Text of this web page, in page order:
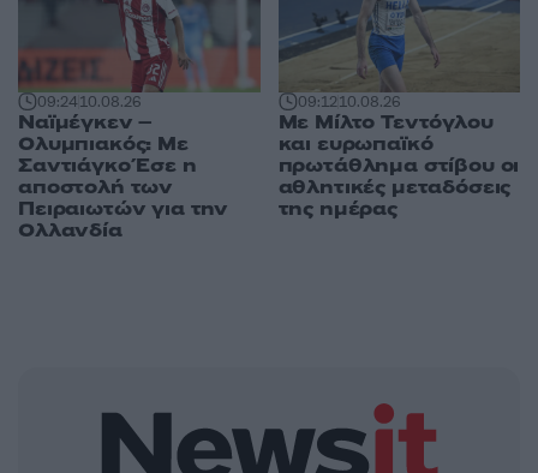
09:2410.08.26
Ναϊμέγκεν –
Ολυμπιακός: Με
Σαντιάγκο Έσε η
αποστολή των
Πειραιωτών για την
Ολλανδία
09:1210.08.26
Με Μίλτο Τεντόγλου
και ευρωπαϊκό
πρωτάθλημα στίβου οι
αθλητικές μεταδόσεις
της ημέρας